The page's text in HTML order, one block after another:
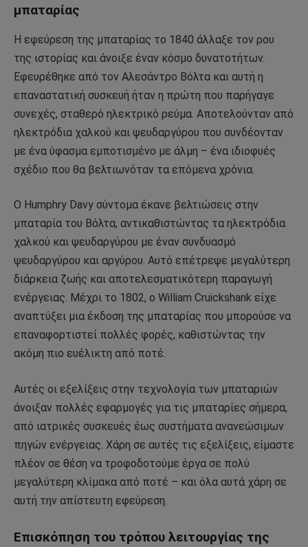
μπαταρίας
Η εφεύρεση της μπαταρίας το 1840 άλλαξε τον ρου
της ιστορίας και άνοιξε έναν κόσμο δυνατοτήτων.
Εφευρέθηκε από τον Αλεσάντρο Βόλτα και αυτή η
επαναστατική συσκευή ήταν η πρώτη που παρήγαγε
συνεχές, σταθερό ηλεκτρικό ρεύμα. Αποτελούνταν από
ηλεκτρόδια χαλκού και ψευδαργύρου που συνδέονταν
με ένα ύφασμα εμποτισμένο με άλμη – ένα ιδιοφυές
σχέδιο που θα βελτιωνόταν τα επόμενα χρόνια.
Ο Humphry Davy σύντομα έκανε βελτιώσεις στην
μπαταρία του Βόλτα, αντικαθιστώντας τα ηλεκτρόδια
χαλκού και ψευδαργύρου με έναν συνδυασμό
ψευδαργύρου και αργύρου. Αυτό επέτρεψε μεγαλύτερη
διάρκεια ζωής και αποτελεσματικότερη παραγωγή
ενέργειας. Μέχρι το 1802, ο William Cruickshank είχε
αναπτύξει μια έκδοση της μπαταρίας που μπορούσε να
επαναφορτιστεί πολλές φορές, καθιστώντας την
ακόμη πιο ευέλικτη από ποτέ.
Αυτές οι εξελίξεις στην τεχνολογία των μπαταριών
άνοιξαν πολλές εφαρμογές για τις μπαταρίες σήμερα,
από ιατρικές συσκευές έως συστήματα ανανεώσιμων
πηγών ενέργειας. Χάρη σε αυτές τις εξελίξεις, είμαστε
πλέον σε θέση να τροφοδοτούμε έργα σε πολύ
μεγαλύτερη κλίμακα από ποτέ – και όλα αυτά χάρη σε
αυτή την απίστευτη εφεύρεση.
Επισκόπηση του τρόπου λειτουργίας της